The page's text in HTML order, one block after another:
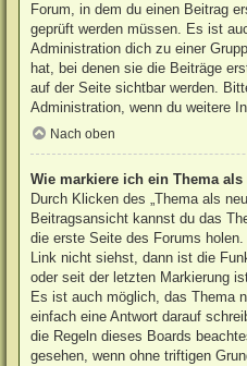
Forum, in dem du einen Beitrag
geprüft werden müssen. Es ist
Administration dich zu einer
hat, bei denen sie die Beiträge
auf der Seite sichtbar werden.
Administration, wenn du weitere
Nach oben
Wie markiere ich ein Thema als
Durch Klicken des „Thema als
Beitragsansicht kannst du das
die erste Seite des Forums
Link nicht siehst, dann ist die
oder seit der letzten Markierung
Es ist auch möglich, das Thema
einfach eine Antwort darauf
die Regeln dieses Boards
gesehen, wenn ohne triftigen